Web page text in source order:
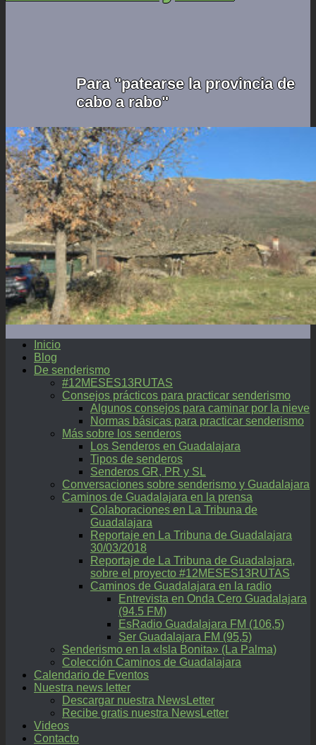
Para "patearse la provincia de
cabo a rabo"
Inicio
Blog
De senderismo
#12MESES13RUTAS
Consejos prácticos para practicar senderismo
Algunos consejos para caminar por la nieve
Normas básicas para practicar senderismo
Más sobre los senderos
Los Senderos en Guadalajara
Tipos de senderos
Senderos GR, PR y SL
Conversaciones sobre senderismo y Guadalajara
Caminos de Guadalajara en la prensa
Colaboraciones en La Tribuna de
Guadalajara
Reportaje en La Tribuna de Guadalajara
30/03/2018
Reportaje de La Tribuna de Guadalajara,
sobre el proyecto #12MESES13RUTAS
Caminos de Guadalajara en la radio
Entrevista en Onda Cero Guadalajara
(94.5 FM)
EsRadio Guadalajara FM (106,5)
Ser Guadalajara FM (95,5)
Senderismo en la «Isla Bonita» (La Palma)
Colección Caminos de Guadalajara
Calendario de Eventos
Nuestra news letter
Descargar nuestra NewsLetter
Recibe gratis nuestra NewsLetter
Videos
Contacto